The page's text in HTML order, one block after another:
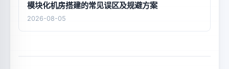
模块化机房搭建的常见误区及规避方案
2026-08-05